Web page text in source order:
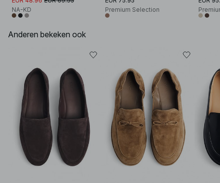
NA-KD
Premium Selection
Anderen bekeken ook